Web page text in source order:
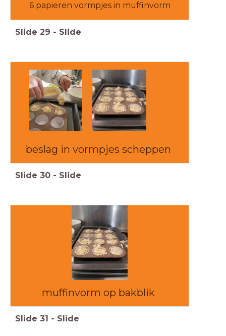
6 papieren vormpjes in muffinvorm
Slide 29 - Slide
beslag in vormpjes scheppen
Slide 30 - Slide
muffinvorm op bakblik
Slide 31 - Slide